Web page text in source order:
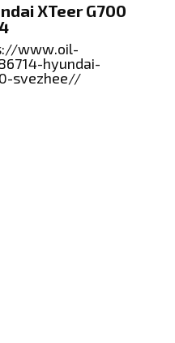
XTeer G700
www.oil-
hyundai-
svezhee//